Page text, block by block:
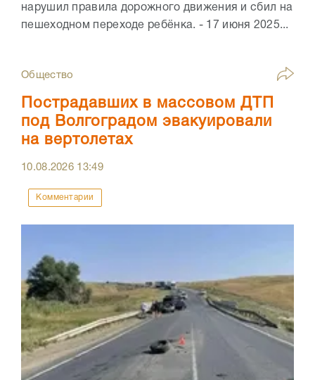
нарушил правила дорожного движения и сбил на
пешеходном переходе ребёнка. - 17 июня 2025...
Общество
Пострадавших в массовом ДТП
под Волгоградом эвакуировали
на вертолетах
10.08.2026 13:49
Комментарии